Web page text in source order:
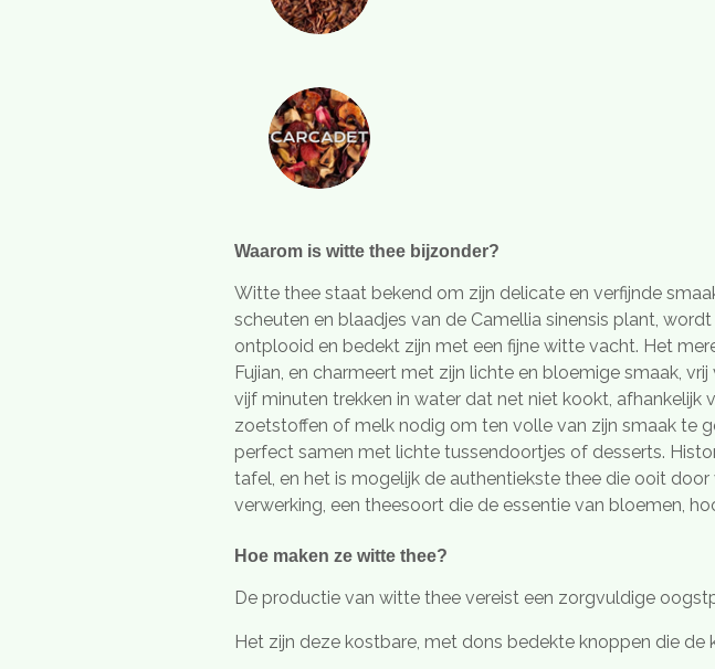
Waarom is witte thee bijzonder?
Witte thee staat bekend om zijn delicate en verfijnde
scheuten en blaadjes van de Camellia sinensis plant,
ontplooid en bedekt zijn met een fijne witte vacht. Het
Fujian, en charmeert met zijn lichte en bloemige smaak,
vijf minuten trekken in water dat net niet kookt,
zoetstoffen of melk nodig om ten volle van zijn smaak te
perfect samen met lichte tussendoortjes of desserts.
tafel, en het is mogelijk de authentiekste thee die ooit
verwerking, een theesoort die de essentie van bloemen,
Hoe maken ze witte thee?
De productie van witte thee vereist een zorgvuldige
Het zijn deze kostbare, met dons bedekte knoppen die de